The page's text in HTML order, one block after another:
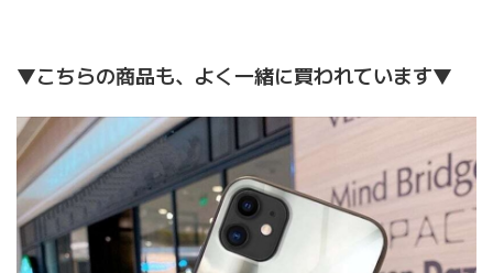
▼こちらの商品も、よく一緒に買われています▼